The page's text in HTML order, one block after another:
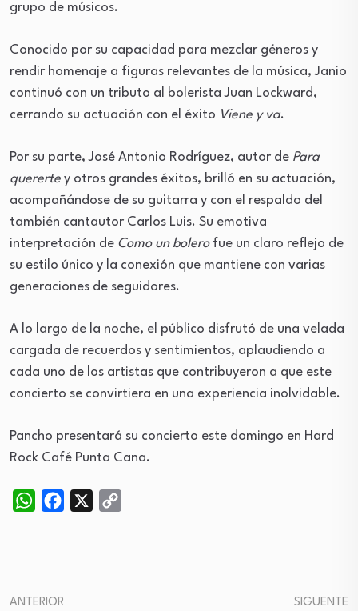
grupo de músicos.
Conocido por su capacidad para mezclar géneros y
rendir homenaje a figuras relevantes de la música, Janio
continuó con un tributo al bolerista Juan Lockward,
cerrando su actuación con el éxito Viene y va.
Por su parte, José Antonio Rodríguez, autor de Para
quererte y otros grandes éxitos, brilló en su actuación,
acompañándose de su guitarra y con el respaldo del
también cantautor Carlos Luis. Su emotiva
interpretación de Como un bolerofue un claro reflejo de
su estilo único y la conexión que mantiene con varias
generaciones de seguidores.
A lo largo de la noche, el público disfrutó de una velada
cargada de recuerdos y sentimientos, aplaudiendo a
cada uno de los artistas que contribuyeron a que este
concierto se convirtiera en una experiencia inolvidable.
Pancho presentará su concierto este domingo en Hard
Rock Café Punta Cana.
WhatsAppFacebook
ANTERIOR
SIGUENTE